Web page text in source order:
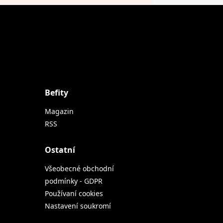
Befity
Magazin
RSS
Ostatní
Všeobecné obchodní
podmínky - GDPR
Používaní cookies
Nastavení soukromí